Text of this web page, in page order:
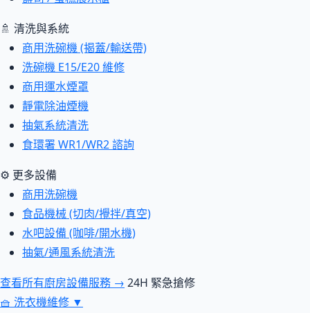
🚿 清洗與系統
商用洗碗機 (揭蓋/輸送帶)
洗碗機 E15/E20 維修
商用運水煙罩
靜電除油煙機
抽氣系統清洗
食環署 WR1/WR2 諮詢
⚙ 更多設備
商用洗碗機
食品機械 (切肉/攪拌/真空)
水吧設備 (咖啡/開水機)
抽氣/通風系統清洗
查看所有廚房設備服務 → 24H 緊急搶修
🧺 洗衣機維修 ▼